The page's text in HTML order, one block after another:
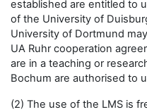
established are entitled to
of the University of
University of Dortmund
UA Ruhr cooperation
are in a teaching or
Bochum are authorised to
(2) The use of the LMS is